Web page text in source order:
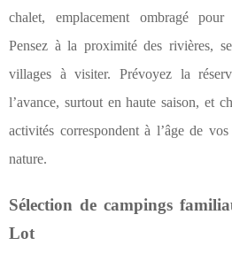
chalet, emplacement ombragé
Pensez à la proximité des rivières,
villages à visiter. Prévoyez la
l’avance, surtout en haute saison, et
activités correspondent à l’âge de
nature.
Sélection de campings
Lot